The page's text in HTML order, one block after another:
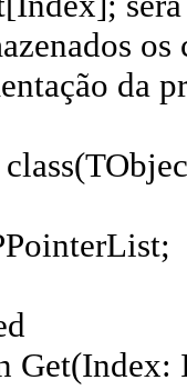
da
Get(Index: